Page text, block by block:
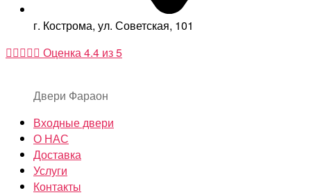
г. Кострома, ул. Советская, 101
 Оценка 4.4 из 5
Двери Фараон
Входные двери
О НАС
Доставка
Услуги
Контакты